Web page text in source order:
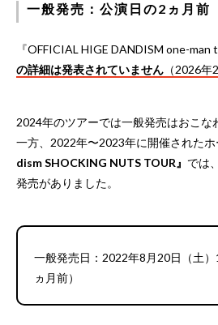
一般発売：公演日の2ヵ月前
『OFFICIAL HIGE DANDISM one-man
の詳細は発表されていません （2026年
2024年のツアーでは一般発売はおこな
一方、2022年〜2023年に開催されたホ
dism SHOCKING NUTS TOUR』 では
発売がありました。
一般発売日：2022年8月20日（土
ヵ月前）